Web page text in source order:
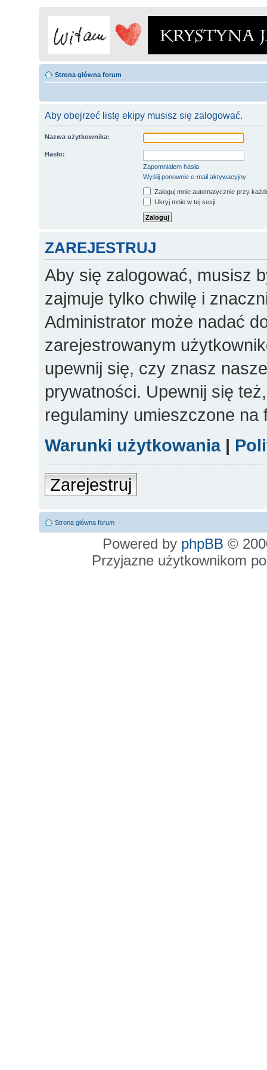
Strona główna forum
Aby obejrzeć listę ekipy musisz się zalogować.
Nazwa użytkownika:
Hasło:
Zapomniałem hasła
Wyślij ponownie e-mail aktywacyjny
Zaloguj mnie automatycznie przy
Ukryj mnie w tej sesji
ZAREJESTRUJ
Aby się zalogować, musisz
zajmuje tylko chwilę i
Administrator może nadać
zarejestrowanym
upewnij się, czy znasz
prywatności. Upewnij się
regulaminy umieszczone na
Warunki użytkowania|
Zarejestruj
Strona główna forum
Powered by phpBB ©
Przyjazne użytkownikom